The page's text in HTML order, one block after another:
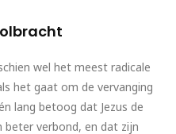
wel het meest radicale
het gaat om de vervanging
lang betoog dat Jezus de
beter verbond, en dat zijn